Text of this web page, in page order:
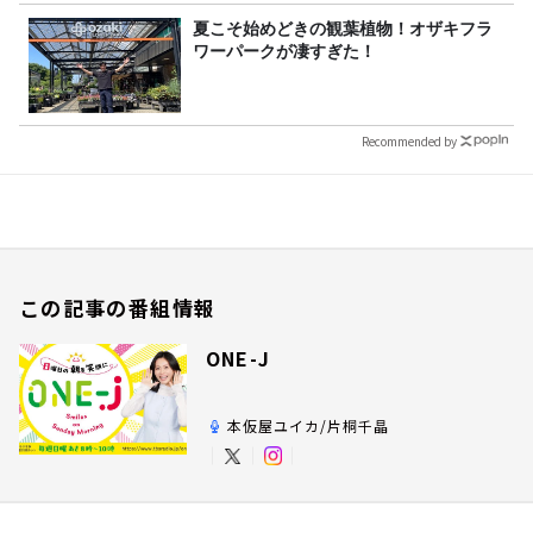
夏こそ始めどきの観葉植物！オザキフラ
ワーパークが凄すぎた！
Recommended by
この記事の番組情報
ONE-J
本仮屋ユイカ/片桐千晶